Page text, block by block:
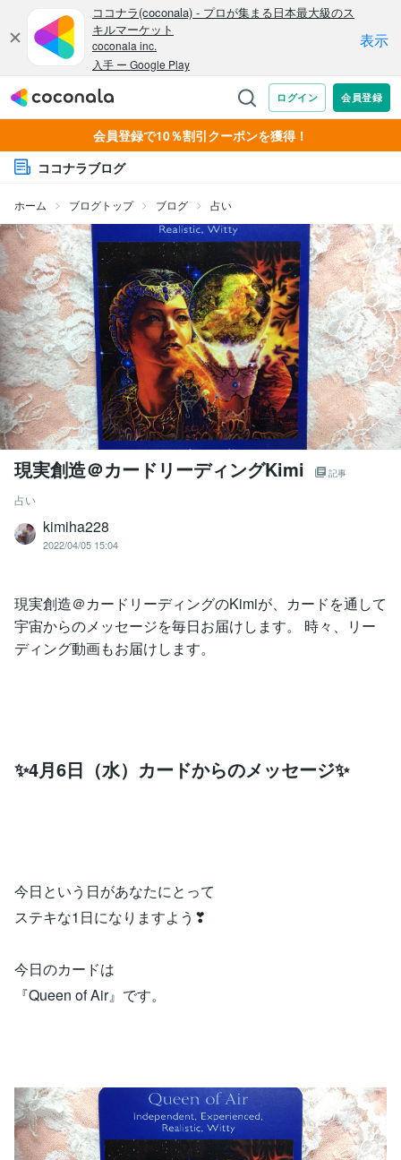
会員登録で10％割引クーポンを獲得！
ココナラブログ
ホーム ブログトップ ブログ 占い
現実創造＠カードリーディングKimi 記事
占い
kimiha228
2022/04/05 15:04
現実創造＠カードリーディングのKimiが、カードを通して
宇宙からのメッセージを毎日お届けします。 時々、リー
ディング動画もお届けします。
✨4月6日（水）カードからのメッセージ✨
今日という日があなたにとって
ステキな1日になりますよう❣
今日のカードは
『Queen of Air』です。